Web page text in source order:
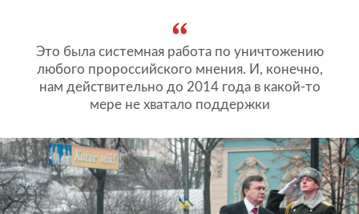
Это была системная работа по уничтожению
любого пророссийского мнения. И, конечно,
нам действительно до 2014 года в какой-то
мере не хватало поддержки